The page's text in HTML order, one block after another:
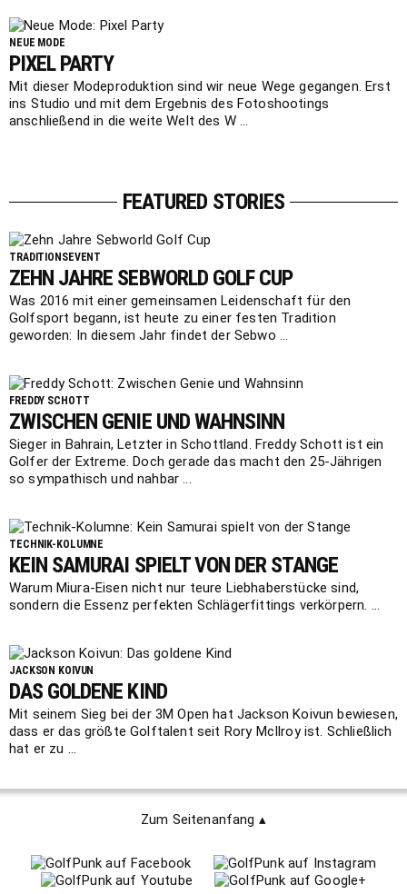
NEUE MODE
PIXEL PARTY
Mit dieser Modeproduktion sind wir neue Wege gegangen. Erst
ins Studio und mit dem Ergebnis des Fotoshootings
anschließend in die weite Welt des W ...
FEATURED STORIES
TRADITIONSEVENT
ZEHN JAHRE SEBWORLD GOLF CUP
Was 2016 mit einer gemeinsamen Leidenschaft für den
Golfsport begann, ist heute zu einer festen Tradition
geworden: In diesem Jahr findet der Sebwo ...
FREDDY SCHOTT
ZWISCHEN GENIE UND WAHNSINN
Sieger in Bahrain, Letzter in Schottland. Freddy Schott ist ein
Golfer der Extreme. Doch gerade das macht den 25-Jährigen
so sympathisch und nahbar ...
TECHNIK-KOLUMNE
KEIN SAMURAI SPIELT VON DER STANGE
Warum Miura-Eisen nicht nur teure Liebhaberstücke sind,
sondern die Essenz perfekten Schlägerfittings verkörpern. ...
JACKSON KOIVUN
DAS GOLDENE KIND
Mit seinem Sieg bei der 3M Open hat Jackson Koivun bewiesen,
dass er das größte Golftalent seit Rory McIlroy ist. Schließlich
hat er zu ...
Zum Seitenanfang ▴